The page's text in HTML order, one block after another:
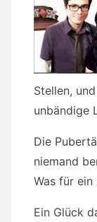
Stellen,
unbändige
Die
niemand
Was für ein
Ein Glück